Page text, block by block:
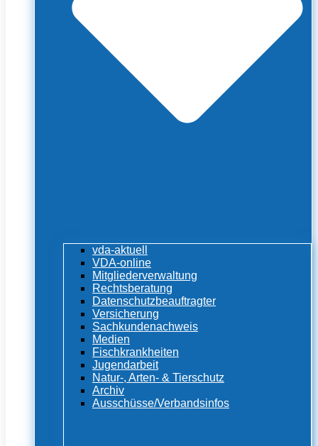
vda-aktuell
VDA-online
Mitgliederverwaltung
Rechtsberatung
Datenschutzbeauftragter
Versicherung
Sachkundenachweis
Medien
Fischkrankheiten
Jugendarbeit
Natur-, Arten- & Tierschutz
Archiv
Ausschüsse/Verbandsinfos